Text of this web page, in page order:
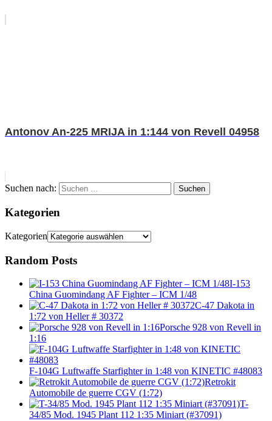
Antonov An-225 MRIJA in 1:144 von Revell 04958
Suchen nach: Suchen
Kategorien
Kategorien
Random Posts
I-153
China Guomindang AF Fighter – ICM 1/48
C-47 Dakota in
1:72 von Heller # 30372
Porsche 928 von Revell in
1:16
F-104G Luftwaffe Starfighter in 1:48 von KINETIC #48083
Retrokit
Automobile de guerre CGV (1:72)
T-
34/85 Mod. 1945 Plant 112 1:35 Miniart (#37091)